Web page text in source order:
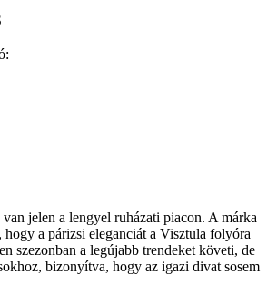
jelen a lengyel ruházati piacon. A márka
hogy a párizsi eleganciát a Visztula folyóra
szezonban a legújabb trendeket követi, de
bizonyítva, hogy az igazi divat sosem